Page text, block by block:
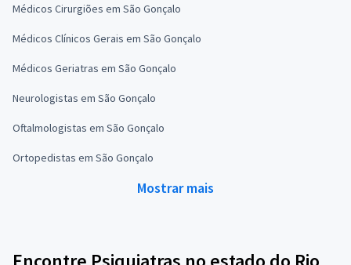
Médicos Cirurgiões em São Gonçalo
Médicos Clínicos Gerais em São Gonçalo
Médicos Geriatras em São Gonçalo
Neurologistas em São Gonçalo
Oftalmologistas em São Gonçalo
Ortopedistas em São Gonçalo
Mostrar mais